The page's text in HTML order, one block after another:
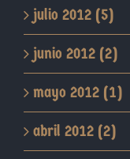
julio 2012 (5)
junio 2012 (2)
mayo 2012 (1)
abril 2012 (2)